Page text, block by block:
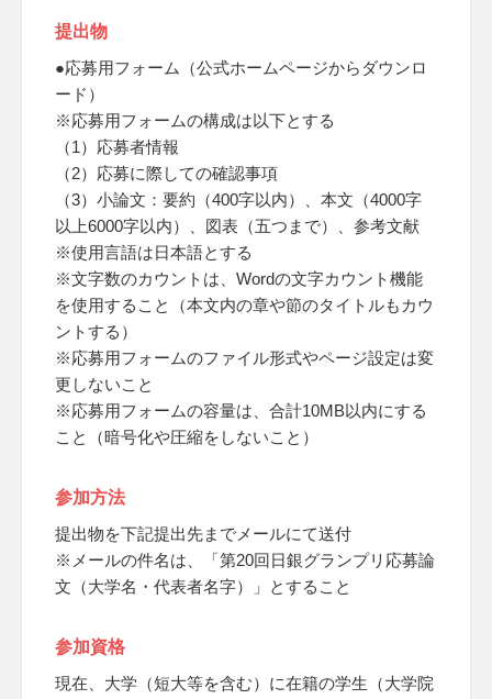
提出物
●応募用フォーム（公式ホームページからダウンロ
ード）
※応募用フォームの構成は以下とする
（1）応募者情報
（2）応募に際しての確認事項
（3）小論文：要約（400字以内）、本文（4000字
以上6000字以内）、図表（五つまで）、参考文献
※使用言語は日本語とする
※文字数のカウントは、Wordの文字カウント機能
を使用すること（本文内の章や節のタイトルもカウ
ントする）
※応募用フォームのファイル形式やページ設定は変
更しないこと
※応募用フォームの容量は、合計10MB以内にする
こと（暗号化や圧縮をしないこと）
参加方法
提出物を下記提出先までメールにて送付
※メールの件名は、「第20回日銀グランプリ応募論
文（大学名・代表者名字）」とすること
参加資格
現在、大学（短大等を含む）に在籍の学生（大学院